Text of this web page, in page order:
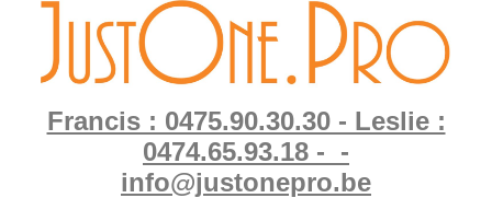
Francis : 0475.90.30.30 - Leslie :
0474.65.93.18 - -
info@justonepro.be